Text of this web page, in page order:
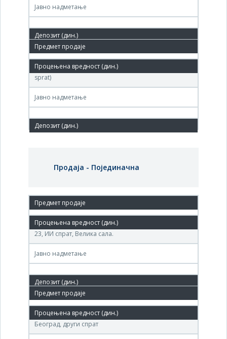
Јавно надметање
25.мар.2009.
Agencija za privatizaciju-centar za stečaj,Terazije 23 (2
sprat)
Јавно надметање
Продаја - Појединачна
09. феб.'10.
Агенција за приватизацију, Београд, Теразије број
23, ИИ спрат, Велика сала.
Јавно надметање
26. мај.'09.
Агенција за приватизацију –Теразије бр.23,
Београд, други спрат